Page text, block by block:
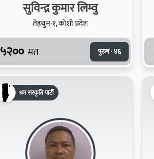
सुविन्द्र कुमार लिम्वु
तेह्रथुम-१, कोशी प्रदेश
५२०० मत पुरुष · ४६
श्रम संस्कृति पार्टी